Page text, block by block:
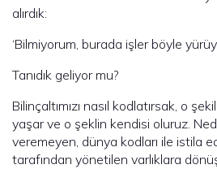
alırdık:
‘Bilmiyorum, burada işler böyle
Tanıdık geliyor mu?
Bilinçaltımızı nasıl kodlatırsak, o
yaşar ve o şeklin kendisi oluruz.
veremeyen, dünya kodları ile istila
tarafından yönetilen varlıklara